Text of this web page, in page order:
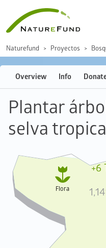
Naturefund Proyectos
Overview Info
Plantar
selva
+6

Flora